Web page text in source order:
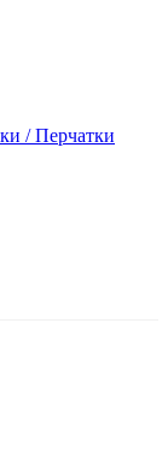
/ Перчатки